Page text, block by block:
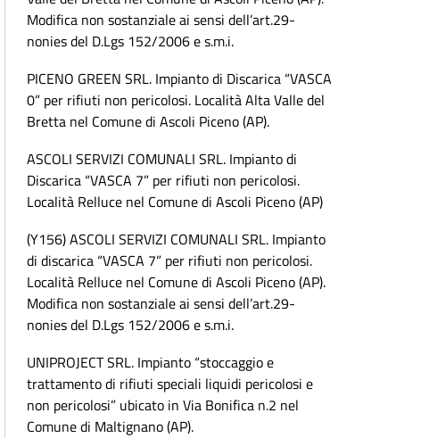
Modifica non sostanziale ai sensi dell’art.29-
nonies del D.Lgs 152/2006 e s.m.i.
PICENO GREEN SRL. Impianto di Discarica “VASCA
0” per rifiuti non pericolosi. Località Alta Valle del
Bretta nel Comune di Ascoli Piceno (AP).
ASCOLI SERVIZI COMUNALI SRL. Impianto di
Discarica “VASCA 7” per rifiuti non pericolosi.
Località Relluce nel Comune di Ascoli Piceno (AP)
(Y156) ASCOLI SERVIZI COMUNALI SRL. Impianto
di discarica “VASCA 7” per rifiuti non pericolosi.
Località Relluce nel Comune di Ascoli Piceno (AP).
Modifica non sostanziale ai sensi dell’art.29-
nonies del D.Lgs 152/2006 e s.m.i.
UNIPROJECT SRL. Impianto “stoccaggio e
trattamento di rifiuti speciali liquidi pericolosi e
non pericolosi” ubicato in Via Bonifica n.2 nel
Comune di Maltignano (AP).